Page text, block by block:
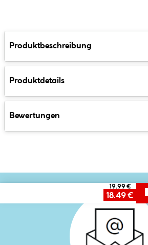
Produktbeschreibung
Produktdetails
Bewertungen
19.99 €
18.49 €